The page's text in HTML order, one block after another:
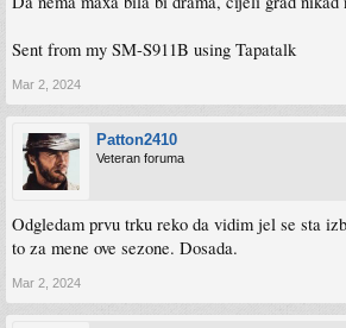
Sent from my iPhone using Tapatalk
Sent from my SM-S911B using Tapatalk
Mar 2, 2024
Patton2410
Veteran foruma
Odgledam prvu trku reko da vidim jel se sta
to za mene ove sezone. Dosada.
Mar 2, 2024